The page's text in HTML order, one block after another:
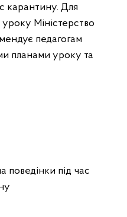
карантину. Для
Міністерство
педагогам
планами уроку та
поведінки під час